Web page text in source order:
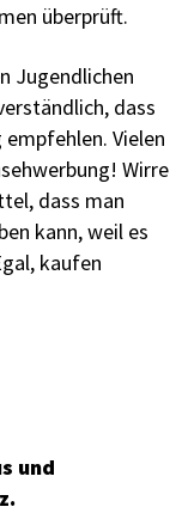
überprüft.
Jugendlichen
dass
Vielen
Wirre
dass man
kann, weil es
kaufen
und